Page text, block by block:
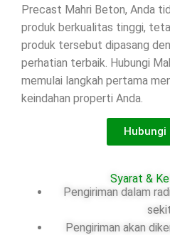
Precast Mahri Beton, Anda
produk berkualitas tinggi,
produk tersebut dipasang
perhatian terbaik. Hubungi
memulai langkah pertama
keindahan properti Anda.
Hubungi
Syarat &
Pengiriman dalam
Pengiriman akan